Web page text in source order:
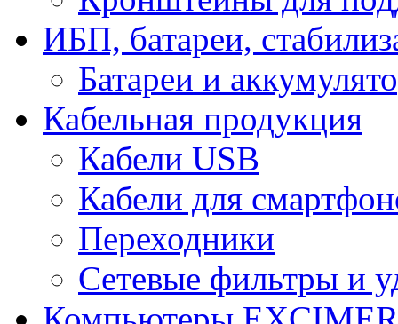
ИБП, батареи,
Батареи и
Кабельная продукция
Кабели USB
Кабели для
Переходники
Сетевые фильтры и